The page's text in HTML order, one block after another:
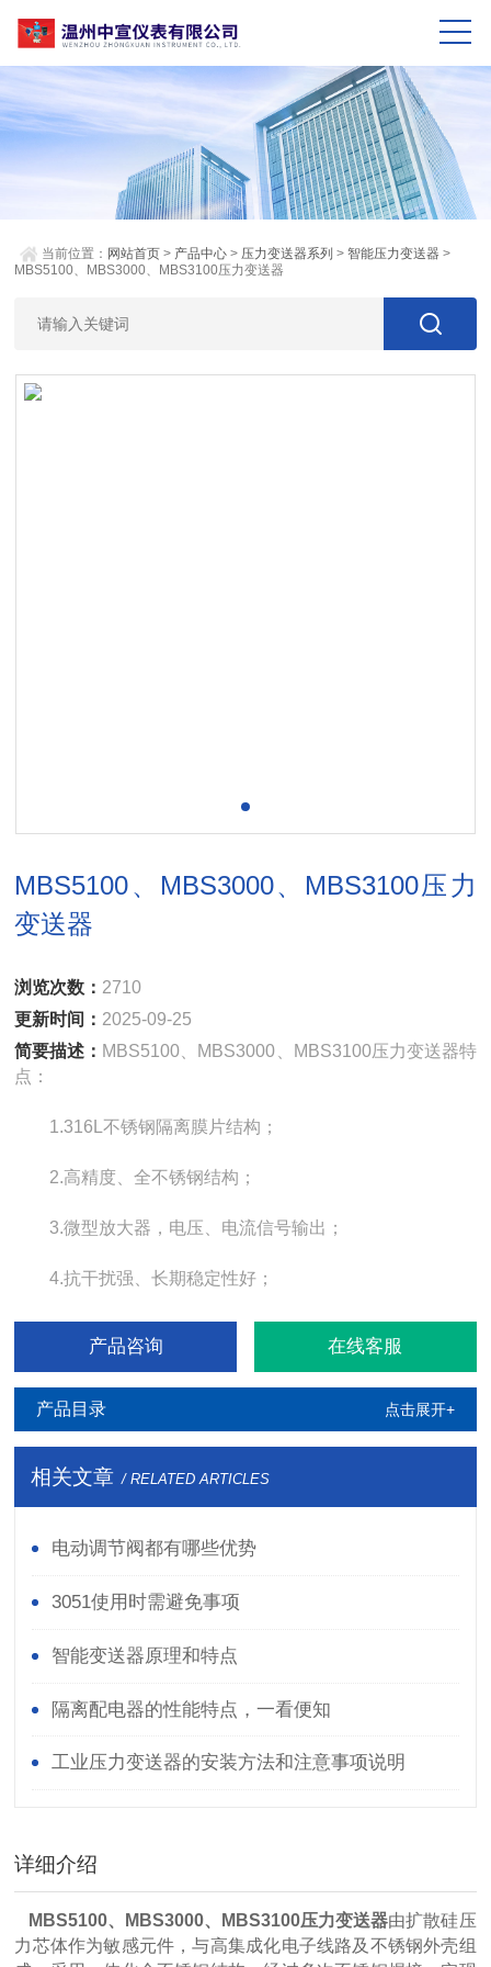
当前位置： 网站首页 > 产品中心 > 压力变送器系列 >智能压力变送器 >
MBS5100、MBS3000、MBS3100压力变送器
MBS5100、MBS3000、MBS3100压力
变送器
浏览次数： 2710
更新时间： 2025-09-25
简要描述： MBS5100、MBS3000、MBS3100压力变送器特
点：
1.316L不锈钢隔离膜片结构；
2.高精度、全不锈钢结构；
3.微型放大器，电压、电流信号输出；
4.抗干扰强、长期稳定性好；
产品咨询 在线客服
产品目录 点击展开+
相关文章 / RELATED ARTICLES
电动调节阀都有哪些优势
3051使用时需避免事项
智能变送器原理和特点
隔离配电器的性能特点，一看便知
工业压力变送器的安装方法和注意事项说明
详细介绍
MBS5100、MBS3000、MBS3100压力变送器由扩散硅压
力芯体作为敏感元件，与高集成化电子线路及不锈钢外壳组